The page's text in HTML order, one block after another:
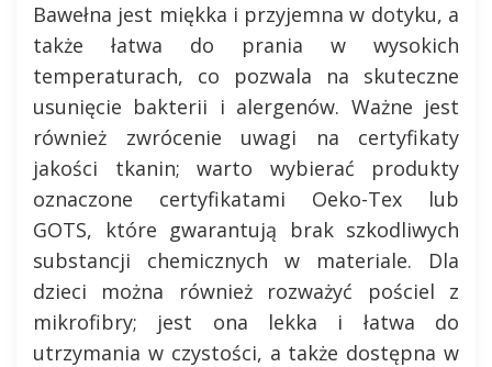
Bawełna jest miękka i przyjemna w dotyku, a
także łatwa do prania w wysokich
temperaturach, co pozwala na skuteczne
usunięcie bakterii i alergenów. Ważne jest
również zwrócenie uwagi na certyfikaty
jakości tkanin; warto wybierać produkty
oznaczone certyfikatami Oeko-Tex lub
GOTS, które gwarantują brak szkodliwych
substancji chemicznych w materiale. Dla
dzieci można również rozważyć pościel z
mikrofibry; jest ona lekka i łatwa do
utrzymania w czystości, a także dostępna w